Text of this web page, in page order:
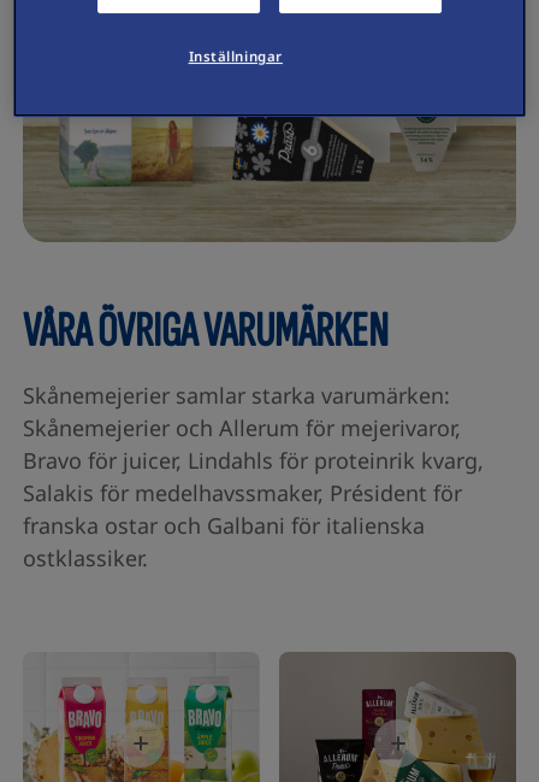
VÅRA ÖVRIGA VARUMÄRKEN
Skånemejerier samlar starka varumärken:
Skånemejerier och Allerum för mejerivaror,
Bravo för juicer, Lindahls för proteinrik kvarg,
Salakis för medelhavssmaker, Président för
franska ostar och Galbani för italienska
ostklassiker.
Inställningar